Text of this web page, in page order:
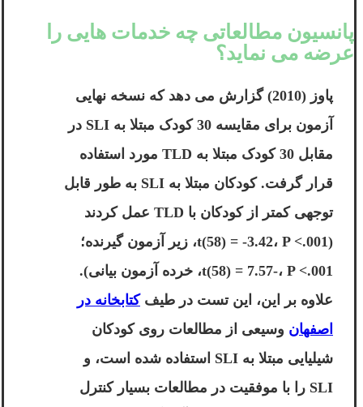
پانسیون مطالعاتی چه خدمات هایی را
عرضه می نماید؟
پاوز (2010) گزارش می دهد که نسخه نهایی
آزمون برای مقایسه 30 کودک مبتلا به SLI در
مقابل 30 کودک مبتلا به TLD مورد استفاده
قرار گرفت. کودکان مبتلا به SLI به طور قابل
توجهی کمتر از کودکان با TLD عمل کردند
(t(58) = -3.42، P <.001، زیر آزمون گیرنده؛
t(58) = 7.57-، P <.001، خرده آزمون بیانی).
علاوه بر این، این تست در طیفکتابخانه در
اصفهان وسیعی از مطالعات روی کودکان
شیلیایی مبتلا به SLI استفاده شده است، و
SLI را با موفقیت در مطالعات بسیار کنترل